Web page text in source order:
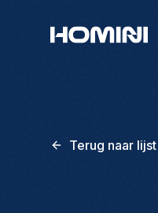
Terug naar lijst